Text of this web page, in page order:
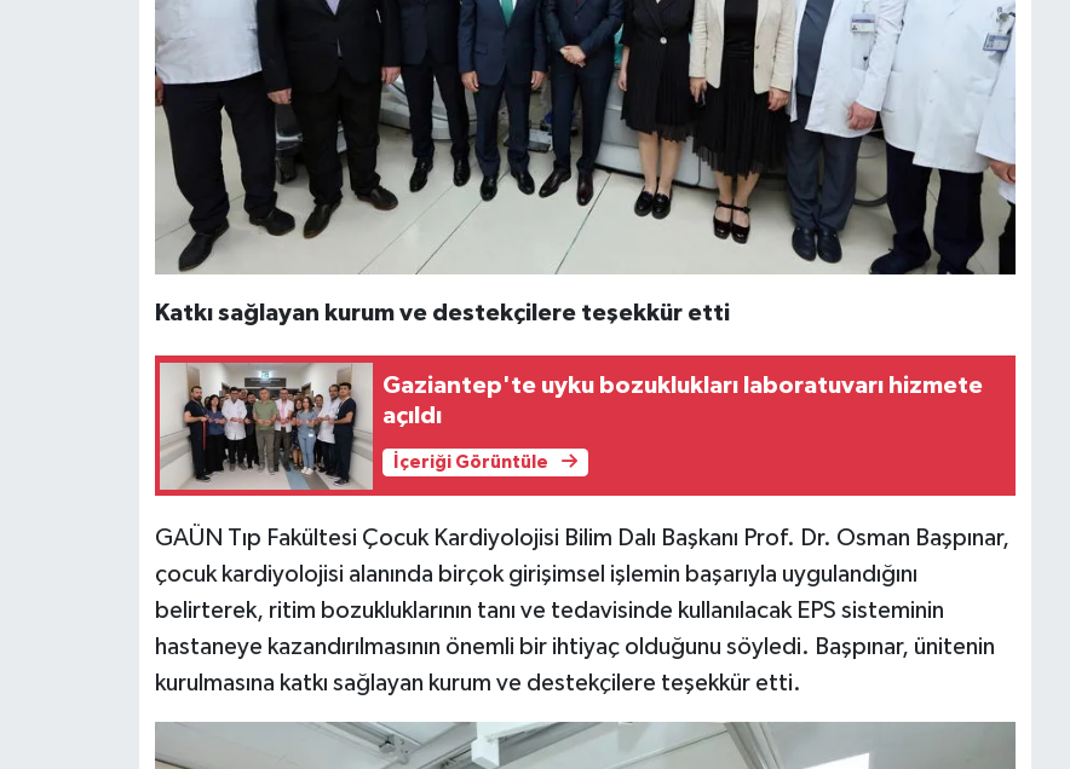
Katkı sağlayan kurum ve destekçilere teşekkür etti
Gaziantep'te uyku bozuklukları laboratuvarı hizmete
açıldı
İçeriği Görüntüle
GAÜN Tıp Fakültesi Çocuk Kardiyolojisi Bilim Dalı Başkanı Prof. Dr. Osman Başpınar,
çocuk kardiyolojisi alanında birçok girişimsel işlemin başarıyla uygulandığını
belirterek, ritim bozukluklarının tanı ve tedavisinde kullanılacak EPS sisteminin
hastaneye kazandırılmasının önemli bir ihtiyaç olduğunu söyledi. Başpınar, ünitenin
kurulmasına katkı sağlayan kurum ve destekçilere teşekkür etti.